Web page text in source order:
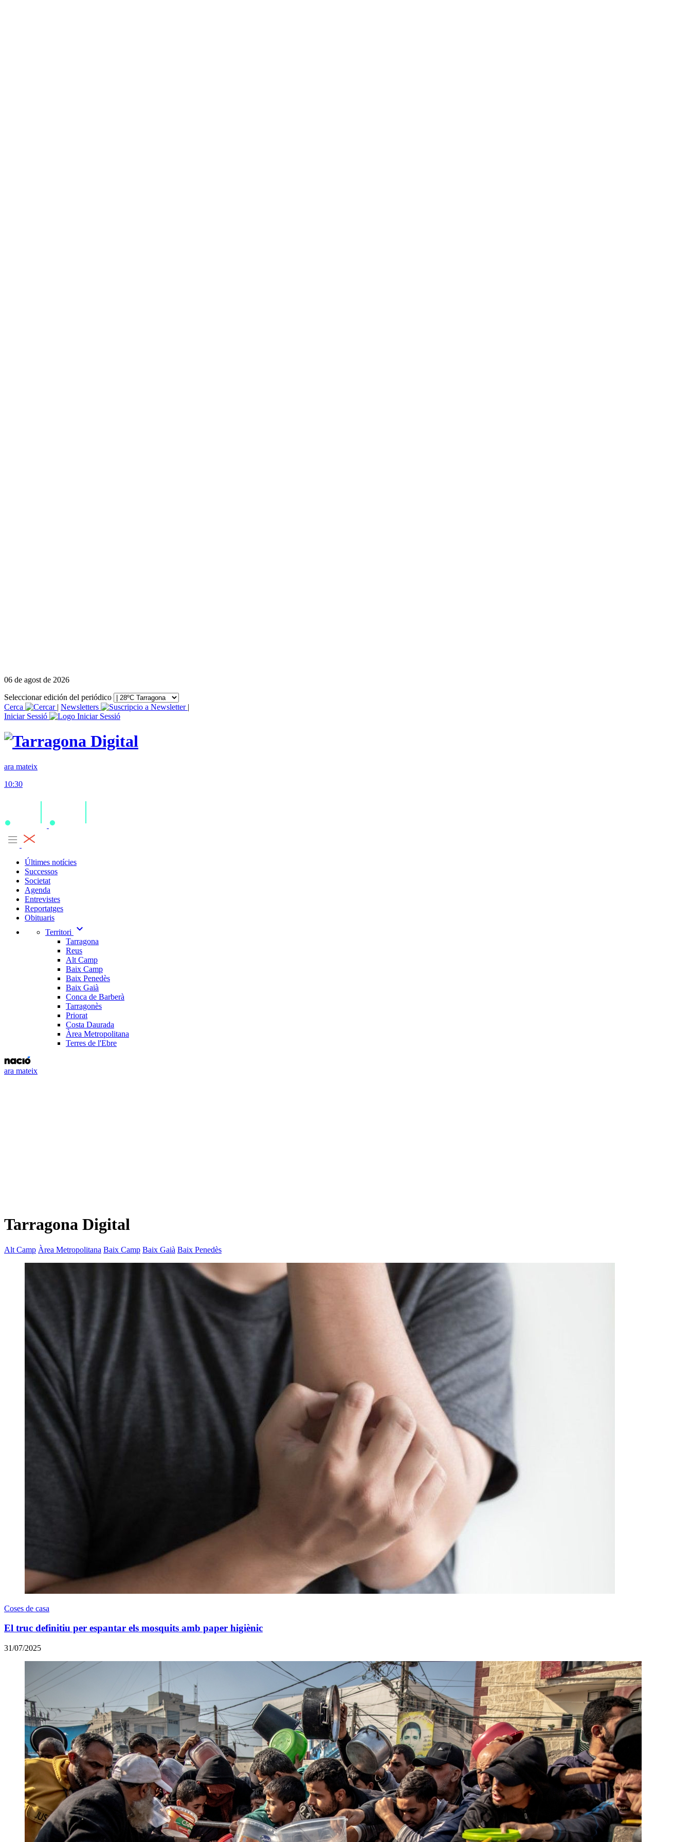
06 de agost de 2026
Seleccionar edición del periódico
Cerca
| Newsletters
|
Iniciar Sessió
ara mateix
10:30
Últimes notícies
Successos
Societat
Agenda
Entrevistes
Reportatges
Obituaris
Territori
expand_more
Tarragona
Reus
Alt Camp
Baix Camp
Baix Penedès
Baix Gaià
Conca de Barberà
Tarragonès
Priorat
Costa Daurada
Àrea Metropolitana
Terres de l'Ebre
ara mateix
Tarragona Digital
Alt Camp Àrea Metropolitana Baix Camp Baix Gaià Baix Penedès
Coses de casa
El truc definitiu per espantar els mosquits amb paper higiènic
31/07/2025